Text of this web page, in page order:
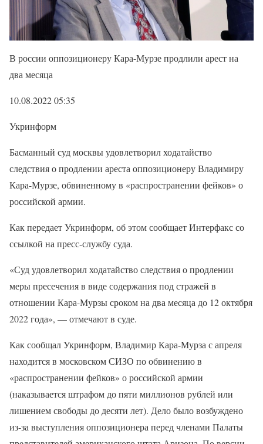
В россии оппозиционеру Кара-Мурзе продлили арест на
два месяца
10.08.2022 05:35
Укринформ
Басманный суд москвы удовлетворил ходатайство
следствия о продлении ареста оппозиционеру Владимиру
Кара-Мурзе, обвиненному в «распространении фейков» о
российской армии.
Как передает Укринформ, об этом сообщает Интерфакс со
ссылкой на пресс-службу суда.
«Суд удовлетворил ходатайство следствия о продлении
меры пресечения в виде содержания под стражей в
отношении Кара-Мурзы сроком на два месяца до 12 октября
2022 года», — отмечают в суде.
Как сообщал Укринформ, Владимир Кара-Мурза с апреля
находится в московском СИЗО по обвинению в
«распространении фейков» о российской армии
(наказывается штрафом до пяти миллионов рублей или
лишением свободы до десяти лет). Дело было возбуждено
из-за выступления оппозиционера перед членами Палаты